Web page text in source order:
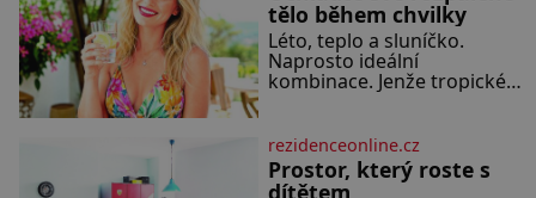
tělo během chvilky
Léto, teplo a sluníčko.
Naprosto ideální
kombinace. Jenže tropické
potravinami se můžete
rychle ochladit? K dyž se
nám tropy zaryjí pod kůži,
rezidenceonline.cz
Prostor, který roste s
dítětem